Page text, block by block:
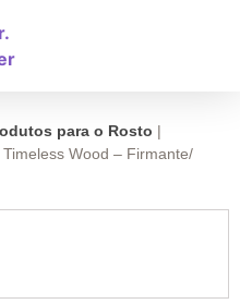
para o Rosto |
Timeless Wood – Firmante/